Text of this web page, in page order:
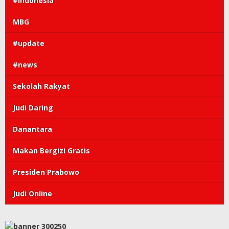
MBG
#update
#news
Sekolah Rakyat
Judi Daring
Danantara
Makan Bergizi Gratis
Presiden Prabowo
Judi Online